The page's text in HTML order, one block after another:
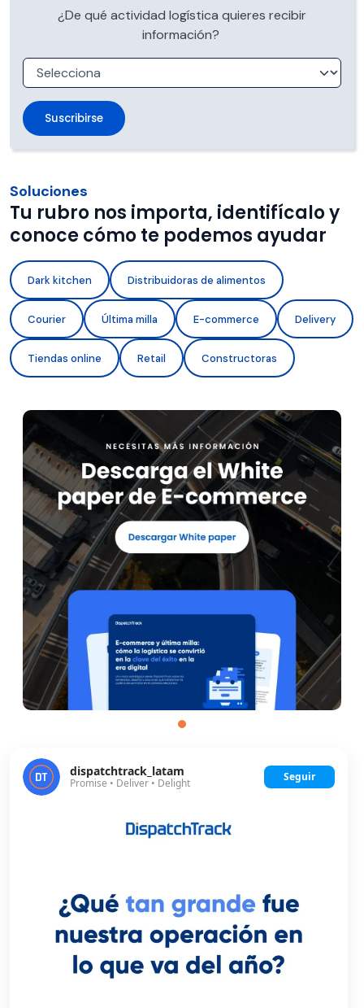
¿De qué actividad logística quieres recibir
información?
Soluciones
Tu rubro nos importa, identifícalo y
conoce cómo te podemos ayudar
Dark kitchen Distribuidoras de alimentos
Courier Última milla E-commerce Delivery
Tiendas online Retail Constructoras
dispatchtrack_latam
Promise • Deliver • Delight Seguir